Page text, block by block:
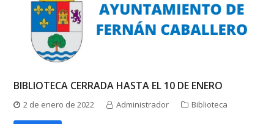
BIBLIOTECA CERRADA HASTA EL 10 DE ENERO
2 de enero de 2022 Administrador Biblioteca